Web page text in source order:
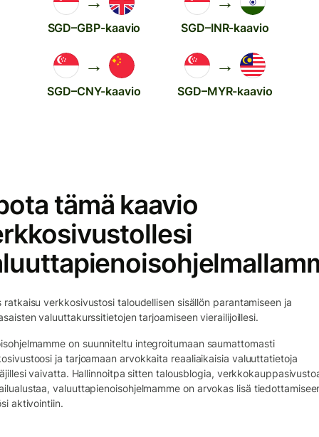
SGD–GBP-kaavio SGD–INR-kaavio
→
SGD–CNY-kaavio
→
SGD–MYR-kaavio
tämä kaavio
ratkaisu verkkosivustosi taloudellisen sisällön parantamiseen ja
valuuttakurssitietojen tarjoamiseen vierailijoillesi.
on suunniteltu integroitumaan saumattomasti
ja tarjoamaan arvokkaita reaaliaikaisia valuuttatietoja
vaivatta. Hallinnoitpa sitten talousblogia,
valuuttapienoisohjelmamme on arvokas lisä
aktivointiin.